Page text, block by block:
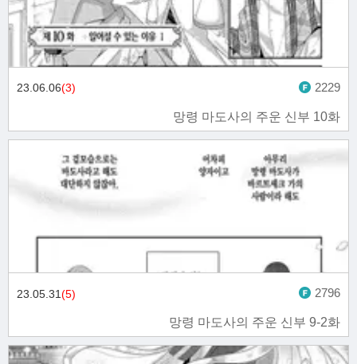
망령 마도사의 주운 신부 10화
23.06.06(3) 2229
망령 마도사의 주운 신부 9-2화
23.05.31(5) 2796